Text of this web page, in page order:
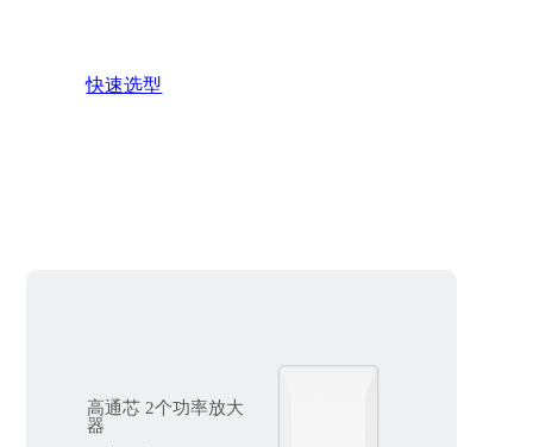
快速选型
高通芯 2个功率放大
器